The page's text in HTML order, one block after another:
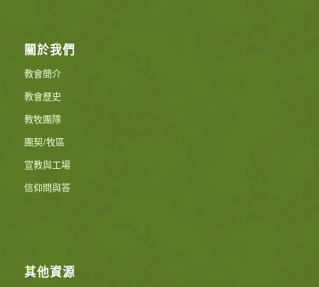
關於我們
教會簡介
教會歷史
教牧團隊
團契/牧區
宣教與工場
信仰問與答
其他資源